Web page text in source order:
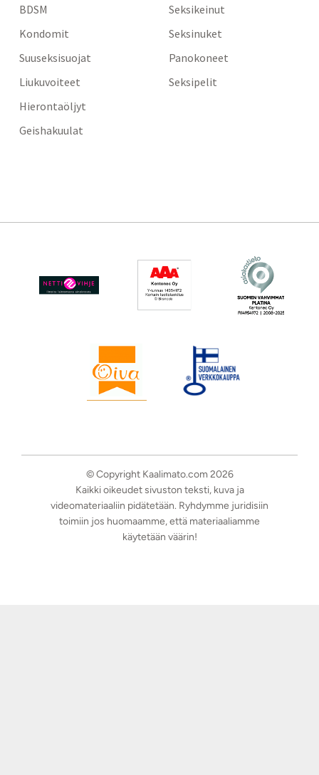
BDSM
Kondomit
Suuseksisuojat
Liukuvoiteet
Hierontaöljyt
Geishakuulat
Seksikeinut
Seksinuket
Panokoneet
Seksipelit
© Copyright Kaalimato.com 2026
Kaikki oikeudet sivuston teksti, kuva ja
videomateriaaliin pidätetään. Ryhdymme juridisiin
toimiin jos huomaamme, että materiaaliamme
käytetään väärin!